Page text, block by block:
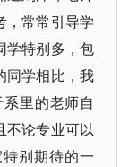
，常常引导学
学特别多，包
同学相比，我
里的老师自
不论专业可以
别期待的一